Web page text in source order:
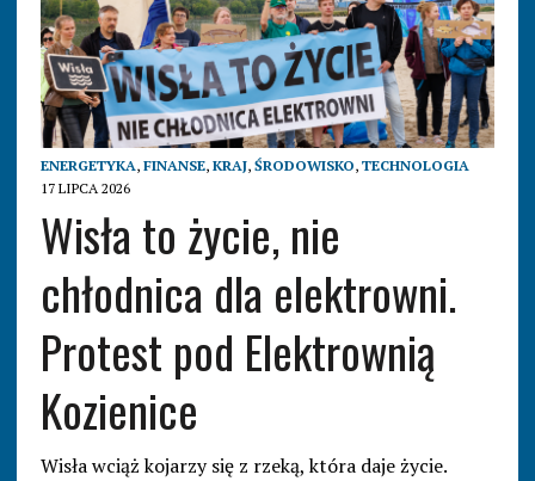
ENERGETYKA, FINANSE, KRAJ, ŚRODOWISKO, TECHNOLOGIA
17 LIPCA 2026
Wisła to życie, nie
chłodnica dla elektrowni.
Protest pod Elektrownią
Kozienice
Wisła wciąż kojarzy się z rzeką, która daje życie.